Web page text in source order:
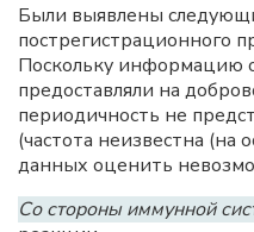
Были выявлены
пострегистрационного
Поскольку информацию
предоставляли на
периодичность не
(частота неизвестна
данных оценить
Со стороны иммунной